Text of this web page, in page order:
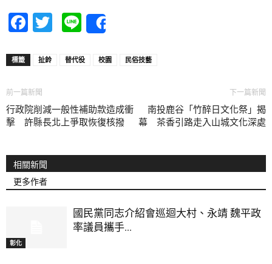
Facebook
Twitter
Line
標籤 扯鈴 替代役 校園 民俗技藝
前一篇新聞
行政院削減一般性補助款造成衝
擊 許縣長北上爭取恢復核撥
下一篇新聞
南投鹿谷「竹醉日文化祭」揭
幕 茶香引路走入山城文化深處
相關新聞
更多作者
彰化
國民黨同志介紹會巡迴大村、永靖 魏平政
率議員攜手...